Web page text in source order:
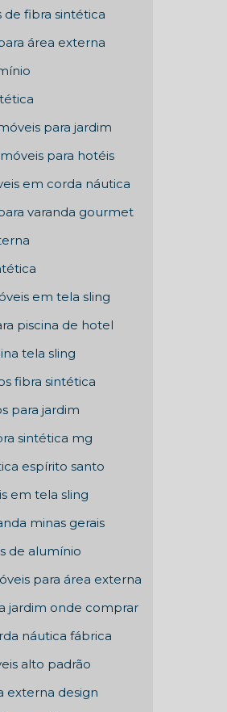
de fibra sintética
área externa
para jardim
para hotéis
em corda náutica
varanda gourmet
em tela sling
piscina de hotel
tela sling
fibra sintética
para jardim
sintética mg
espírito santo
em tela sling
minas gerais
de alumínio
para área externa
jardim onde comprar
náutica fábrica
alto padrão
externa design